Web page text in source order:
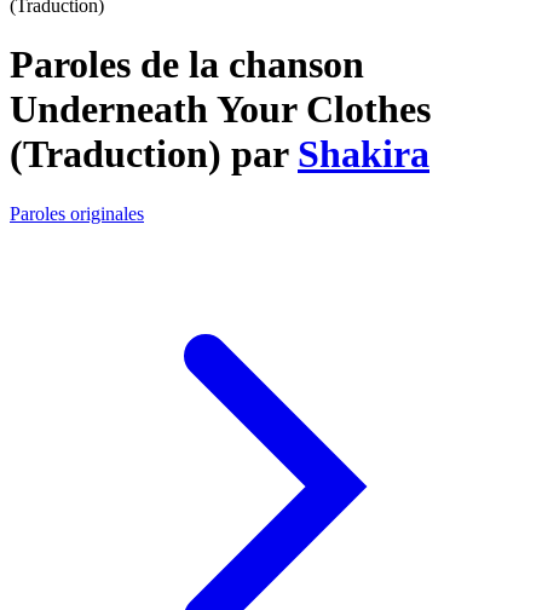
(Traduction)
Paroles de la chanson
Underneath Your Clothes
(Traduction) par Shakira
Paroles originales